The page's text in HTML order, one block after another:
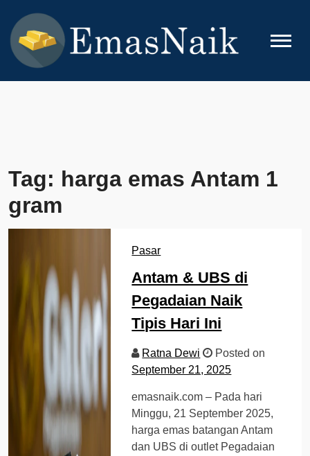
content
EMASNAIK
Topik Seputar Emas
Tag: harga emas Antam 1
gram
Pasar
Antam & UBS di
Pegadaian Naik
Tipis Hari Ini
Ratna Dewi
Posted on
September 21, 2025
emasnaik.com – Pada hari
Minggu, 21 September 2025,
harga emas batangan Antam
dan UBS di outlet Pegadaian